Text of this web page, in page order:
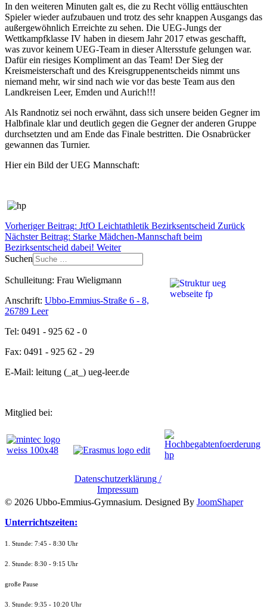
In den weiteren Minuten galt es, die zu Recht völlig enttäuschten
Spieler wieder aufzubauen und trotz des sehr knappen Ausgangs das
außergewöhnlich Erreichte zu sehen. Die UEG-Jungs der
Wettkampfklasse IV haben in diesem Jahr 2017 etwas geschafft,
was zuvor keinem UEG-Team in dieser Altersstufe gelungen war.
Dafür ein riesiges Kompliment an das Team! Der Sieg der
Kreismeisterschaft und des Kreisgruppenentscheids nimmt uns
niemand mehr, wir sind nach wie vor das beste Team aus den
Landkreisen Leer, Emden und Aurich!!!
Als Randnotiz sei noch erwähnt, dass sich unsere beiden Gegner im
Halbfinale klar und deutlich gegen die Gegner der anderen Gruppe
durchsetzten und am Ende das Finale bestritten. Die Osnabrücker
gewannen das Turnier.
Hier ein Bild der UEG Mannschaft:
Vorheriger Beitrag: JtfO Leichtathletik Bezirksentscheid Zurück
Nächster Beitrag: Starke Mädchen-Mannschaft beim
Bezirksentscheid dabei! Weiter
Suchen
Schulleitung: Frau Wieligmann
Anschrift: Ubbo-Emmius-Straße 6 - 8,
26789 Leer
Tel: 0491 - 925 62 - 0
Fax: 0491 - 925 62 - 29
E-Mail: leitung (_at_) ueg-leer.de
Mitglied bei:
Datenschutzerklärung /
Impressum
© 2026 Ubbo-Emmius-Gymnasium. Designed By JoomShaper
Unterrichtszeiten:
1. Stunde: 7:45 - 8:30 Uhr
2. Stunde: 8:30 - 9:15 Uhr
große Pause
3. Stunde: 9:35 - 10:20 Uhr